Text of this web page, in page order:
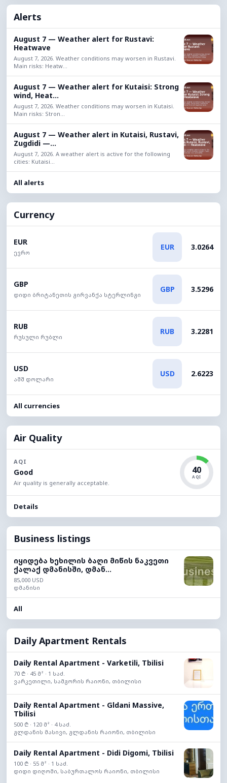
Alerts
August 7 — Weather alert for Rustavi:
Heatwave
August 7, 2026. Weather conditions may worsen in Rustavi.
Main risks: Heatw...
August 7 — Weather alert for Kutaisi: Strong
wind, Heat...
August 7, 2026. Weather conditions may worsen in Kutaisi.
Main risks: Stron...
August 7 — Weather alert in Kutaisi, Rustavi,
Zugdidi —...
August 7, 2026. A weather alert is active for the following
cities: Kutaisi...
All alerts
Currency
EUR
ევრო
EUR 3.0264
GBP
დიდი ბრიტანეთის გირვანქა სტერლინგი
GBP 3.5296
RUB
რუსული რუბლი
RUB 3.2281
USD
აშშ დოლარი
USD 2.6223
All currencies
Air Quality
AQI
Good
Air quality is generally acceptable.
40
AQI
Details
Business listings
იყიდება ხეხილის ბაღი მიწის ნაკვეთი
ქალაქ დმანისში, დმან...
85,000 USD
დმანისი
All
Daily Apartment Rentals
Daily Rental Apartment - Varketili, Tbilisi
70 ₾ · 45 მ² · 1 საძ.
ვარკეთილი, სამგორის რაიონი, თბილისი
Daily Rental Apartment - Gldani Massive,
Tbilisi
500 ₾ · 120 მ² · 4 საძ.
გლდანის მასივი, გლდანის რაიონი, თბილისი
Daily Rental Apartment - Didi Digomi, Tbilisi
100 ₾ · 55 მ² · 1 საძ.
დიდი დიღომი, საბურთალოს რაიონი, თბილისი